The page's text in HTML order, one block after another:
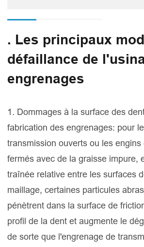
. Les principaux
défaillance de
engrenages
1. Dommages à la surface des
fabrication des engrenages: pour
transmission ouverts ou les engins
fermés avec de la graisse impure,
traînée relative entre les surfaces
maillage, certaines particules
pénètrent dans la surface de
profil de la dent et augmente le
de sorte que l'engrenage de